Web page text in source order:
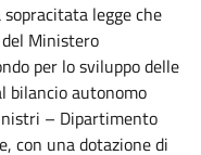
sopracitata legge che
Ministero
per lo sviluppo delle
bilancio autonomo
– Dipartimento
con una dotazione di